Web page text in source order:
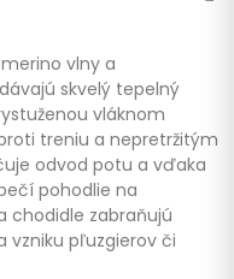
vlny a
skvelý tepelný
vláknom
treniu a nepretržitým
odvod potu a vďaka
pohodlie na
chodidle zabraňujú
vzniku pľuzgierov či